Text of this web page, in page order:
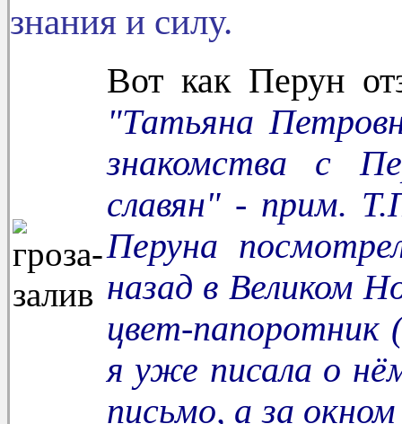
знания и силу.
Вот как Перун
"Татьяна
знакомства с
славян" - прим.
Перуна
назад в Великом
цвет-папоротник
я уже писала о
письмо, а за